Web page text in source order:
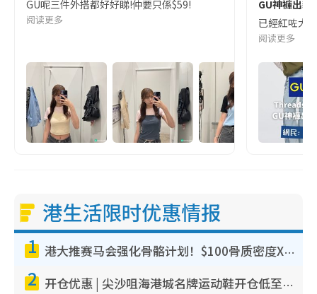
GU呢三件外搭都好好睇!仲要只係$59!
阅读更多
GU神褲出
已經紅咗大
阅读更多
港生活限时优惠情报
1 港大推赛马会强化骨骼计划！$100骨质密度X光检查 完成免费运动训练送超市礼券！附参加资格
2 开仓优惠 | 尖沙咀海港城名牌运动鞋开仓低至1折！On鞋$899起/Joy&Peace鞋履$98起